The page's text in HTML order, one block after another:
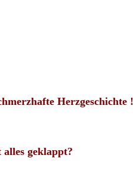
Herzgeschichte !
geklappt?